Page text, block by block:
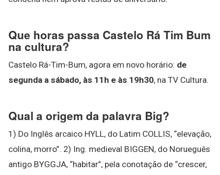
Que horas passa Castelo Rá Tim Bum
na cultura?
Castelo Rá-Tim-Bum, agora em novo horário: de
segunda a sábado, às 11h e às 19h30, na TV Cultura.
Qual a origem da palavra Big?
1) Do Inglês arcaico HYLL, do Latim COLLIS, “elevação,
colina, morro”. 2) Ing. medieval BIGGEN, do Norueguês
antigo BYGGJA, “habitar”, pela conotação de “crescer,